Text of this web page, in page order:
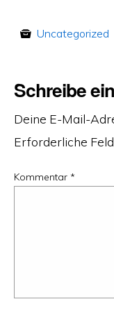
Uncategorized
Schreibe
Deine E-Mail-
Erforderliche
Kommentar *